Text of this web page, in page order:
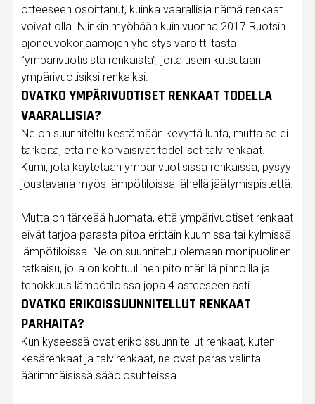
otteeseen osoittanut, kuinka vaarallisia nämä renkaat
voivat olla. Niinkin myöhään kuin vuonna 2017 Ruotsin
ajoneuvokorjaamojen yhdistys varoitti tästä
”ympärivuotisista renkaista”, joita usein kutsutaan
ympärivuotisiksi renkaiksi.
OVATKO YMPÄRIVUOTISET RENKAAT TODELLA
VAARALLISIA?
Ne on suunniteltu kestämään kevyttä lunta, mutta se ei
tarkoita, että ne korvaisivat todelliset talvirenkaat.
Kumi, jota käytetään ympärivuotisissa renkaissa, pysyy
joustavana myös lämpötiloissa lähellä jäätymispistettä.
Mutta on tärkeää huomata, että ympärivuotiset renkaat
eivät tarjoa parasta pitoa erittäin kuumissa tai kylmissä
lämpötiloissa. Ne on suunniteltu olemaan monipuolinen
ratkaisu, jolla on kohtuullinen pito märillä pinnoilla ja
tehokkuus lämpötiloissa jopa 4 asteeseen asti.
OVATKO ERIKOISSUUNNITELLUT RENKAAT
PARHAITA?
Kun kyseessä ovat erikoissuunnitellut renkaat, kuten
kesärenkaat ja talvirenkaat, ne ovat paras valinta
äärimmäisissä sääolosuhteissa.